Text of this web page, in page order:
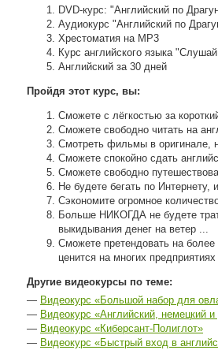
DVD-курс: "Английский по
Аудиокурс "Английский по
Хрестоматия на МР3
Курс английского языка
Английский за 30 дней
Пройдя этот курс, вы:
Сможете с лёгкостью за
Сможете свободно читать на
Смотреть фильмы в оригинале,
Сможете спокойно сдать
Сможете свободно
Не будете бегать по Интернету,
Сэкономите огромное
Больше НИКОГДА не будете
выкидывания денег на ветер ...
Сможете претендовать на
ценится на многих
Другие видеокурсы по теме:
— Видеокурс «Большой набор для
— Видеокурс «Английский, немецкий
— Видеокурс «Киберсант-Полиглот»
— Видеокурс «Быстрый вход в